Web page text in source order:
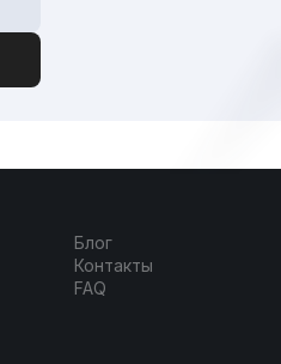
Блог
Контакты
FAQ